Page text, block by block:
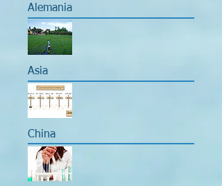
Alemania
Asia
China